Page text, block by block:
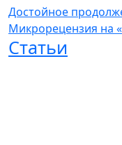
Достойное
Микрорецензия на
Статьи